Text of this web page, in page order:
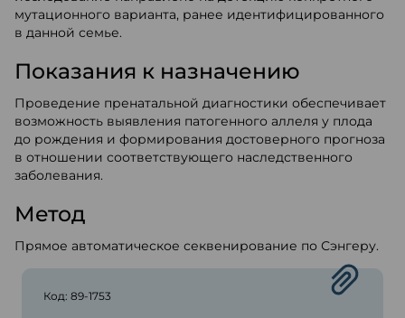
мутационного варианта, ранее идентифицированного
в данной семье.
Показания к назначению
Проведение пренатальной диагностики обеспечивает
возможность выявления патогенного аллеля у плода
до рождения и формирования достоверного прогноза
в отношении соответствующего наследственного
заболевания.
Метод
Прямое автоматическое секвенирование по Сэнгеру.
Код: 89-1753